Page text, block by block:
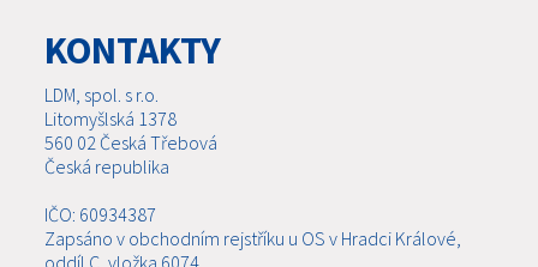
KONTAKTY
LDM, spol. s r.o.
Litomyšlská 1378
560 02 Česká Třebová
Česká republika
IČO: 60934387
Zapsáno v obchodním rejstříku u OS v Hradci Králové,